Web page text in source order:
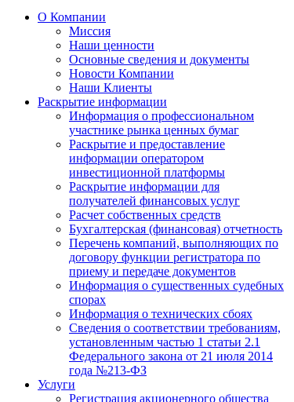
О Компании
Миссия
Наши ценности
Основные сведения и документы
Новости Компании
Наши Клиенты
Раскрытие информации
Информация о профессиональном
участнике рынка ценных бумаг
Раскрытие и предоставление
информации оператором
инвестиционной платформы
Раскрытие информации для
получателей финансовых услуг
Расчет собственных средств
Бухгалтерская (финансовая) отчетность
Перечень компаний, выполняющих по
договору функции регистратора по
приему и передаче документов
Информация о существенных судебных
спорах
Информация о технических сбоях
Сведения о соответствии требованиям,
установленным частью 1 статьи 2.1
Федерального закона от 21 июля 2014
года №213-ФЗ
Услуги
Регистрация акционерного общества